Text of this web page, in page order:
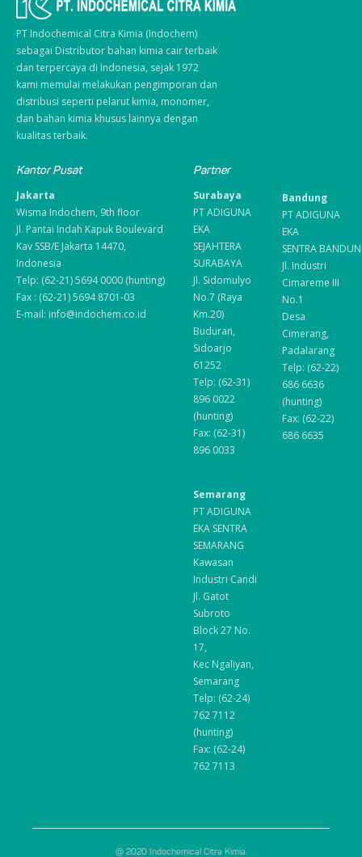
PT Indochemical Citra Kimia (Indochem)
sebagai Distributor bahan kimia cair terbaik
dan terpercaya di Indonesia, sejak 1972
kami memulai melakukan pengimporan dan
distribusi seperti pelarut kimia, monomer,
dan bahan kimia khusus lainnya dengan
kualitas terbaik.
Kantor Pusat
Jakarta
Wisma Indochem, 9th floor
Jl. Pantai Indah Kapuk Boulevard
Kav SSB/E Jakarta 14470,
Indonesia
Telp: (62-21) 5694 0000 (hunting)
Fax : (62-21) 5694 8701-03
E-mail: info@indochem.co.id
Partner
Surabaya
PT ADIGUNA
EKA
SEJAHTERA
SURABAYA
Jl. Sidomulyo
No.7 (Raya
Km.20)
Buduran,
Sidoarjo
61252
Telp: (62-31)
896 0022
(hunting)
Fax: (62-31)
896 0033
Bandung
PT ADIGUNA
EKA
SENTRA
Jl. Industri
Cimareme III
No.1
Desa
Cimerang,
Padalarang
Telp: (62-22)
686 6636
(hunting)
Fax: (62-22)
686 6635
Semarang
PT ADIGUNA
EKA SENTRA
SEMARANG
Kawasan
Industri Candi
Jl. Gatot
Subroto
Block 27 No.
17,
Kec Ngaliyan,
Semarang
Telp: (62-24)
762 7112
(hunting)
Fax: (62-24)
762 7113
@ 2020 Indochemical Citra Kimia.